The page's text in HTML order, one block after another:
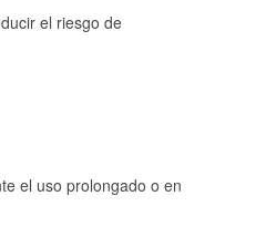
el riesgo de
el uso prolongado o en